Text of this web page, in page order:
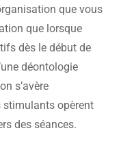
que vous
que lorsque
dès le début de
déontologie
s’avère
stimulants opèrent
des séances.